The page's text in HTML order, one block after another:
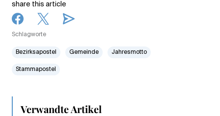
share this article
Schlagworte
Bezirksapostel Gemeinde Jahresmotto
Stammapostel
Verwandte Artikel